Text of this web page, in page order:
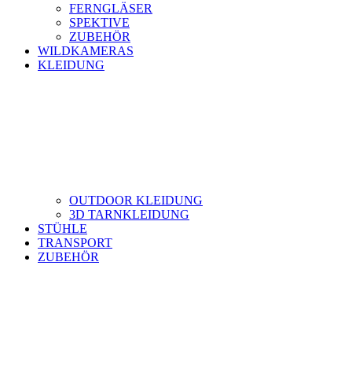
FERNGLÄSER
SPEKTIVE
ZUBEHÖR
WILDKAMERAS
KLEIDUNG
OUTDOOR KLEIDUNG
3D TARNKLEIDUNG
STÜHLE
TRANSPORT
ZUBEHÖR